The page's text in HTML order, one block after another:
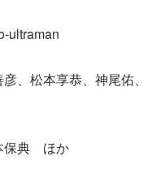
ultraman
松本享恭、神尾佑、
保典 ほか